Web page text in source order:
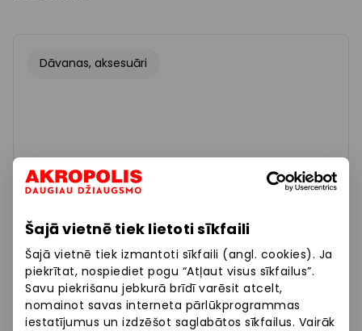
Šajā vietnē tiek lietoti sīkfaili
Šajā vietnē tiek izmantoti sīkfaili (angl. cookies). Ja
piekrītat, nospiediet pogu “Atļaut visus sīkfailus”.
Savu piekrišanu jebkurā brīdī varēsit atcelt,
nomainot savas interneta pārlūkprogrammas
iestatījumus un izdzēšot saglabātos sīkfailus. Vairāk
Dāvanas, aksesuāri